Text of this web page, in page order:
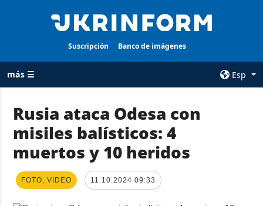
Suscripción Banco de imágenes
más ☰
Esp
TODAS LAS
CATEGORÍAS
Guerra
Reconstrucción
AGENCIA
sobre la agencia
condiciones de
Rusia ataca Odesa con
misiles balísticos: 4
muertos y 10 heridos
FOTO, VIDEO 11.10.2024 09:33